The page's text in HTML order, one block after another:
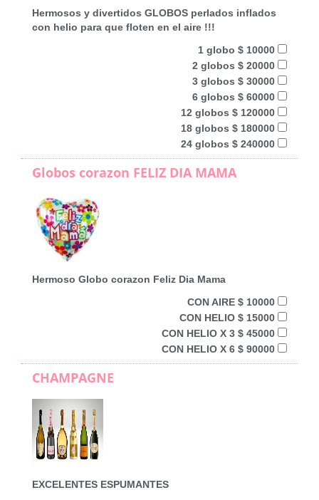
Hermosos y divertidos GLOBOS perlados inflados
con helio para que floten en el aire !!!
1 globo $ 10000
2 globos $ 20000
3 globos $ 30000
6 globos $ 60000
12 globos $ 120000
18 globos $ 180000
24 globos $ 240000
Globos corazon FELIZ DIA MAMA
Hermoso Globo corazon Feliz Dia Mama
CON AIRE $ 10000
CON HELIO $ 15000
CON HELIO X 3 $ 45000
CON HELIO X 6 $ 90000
CHAMPAGNE
EXCELENTES ESPUMANTES